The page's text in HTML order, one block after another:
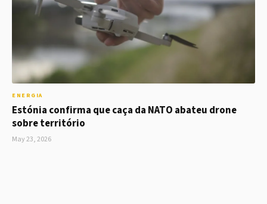
ENERGIA
Estónia confirma que caça da NATO abateu drone
sobre território
May 23, 2026